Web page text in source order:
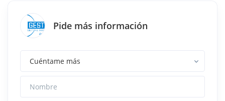
Pide más información
Nombre